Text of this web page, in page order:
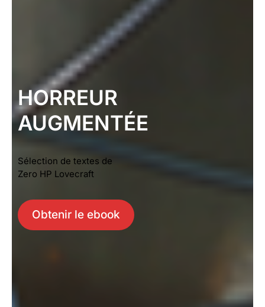
HORREUR
AUGMENTÉE
Sélection de textes de
Zero HP Lovecraft
Obtenir le ebook